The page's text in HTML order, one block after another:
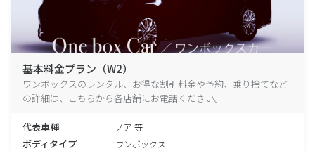
基本料金プラン（W2）
ワンボックスのレンタル、お得な割引料金や予約、乗り捨てなど
の詳細は、こちらから各店舗にお電話ください。
代表車種 ノア 等
ボディタイプ ワンボックス